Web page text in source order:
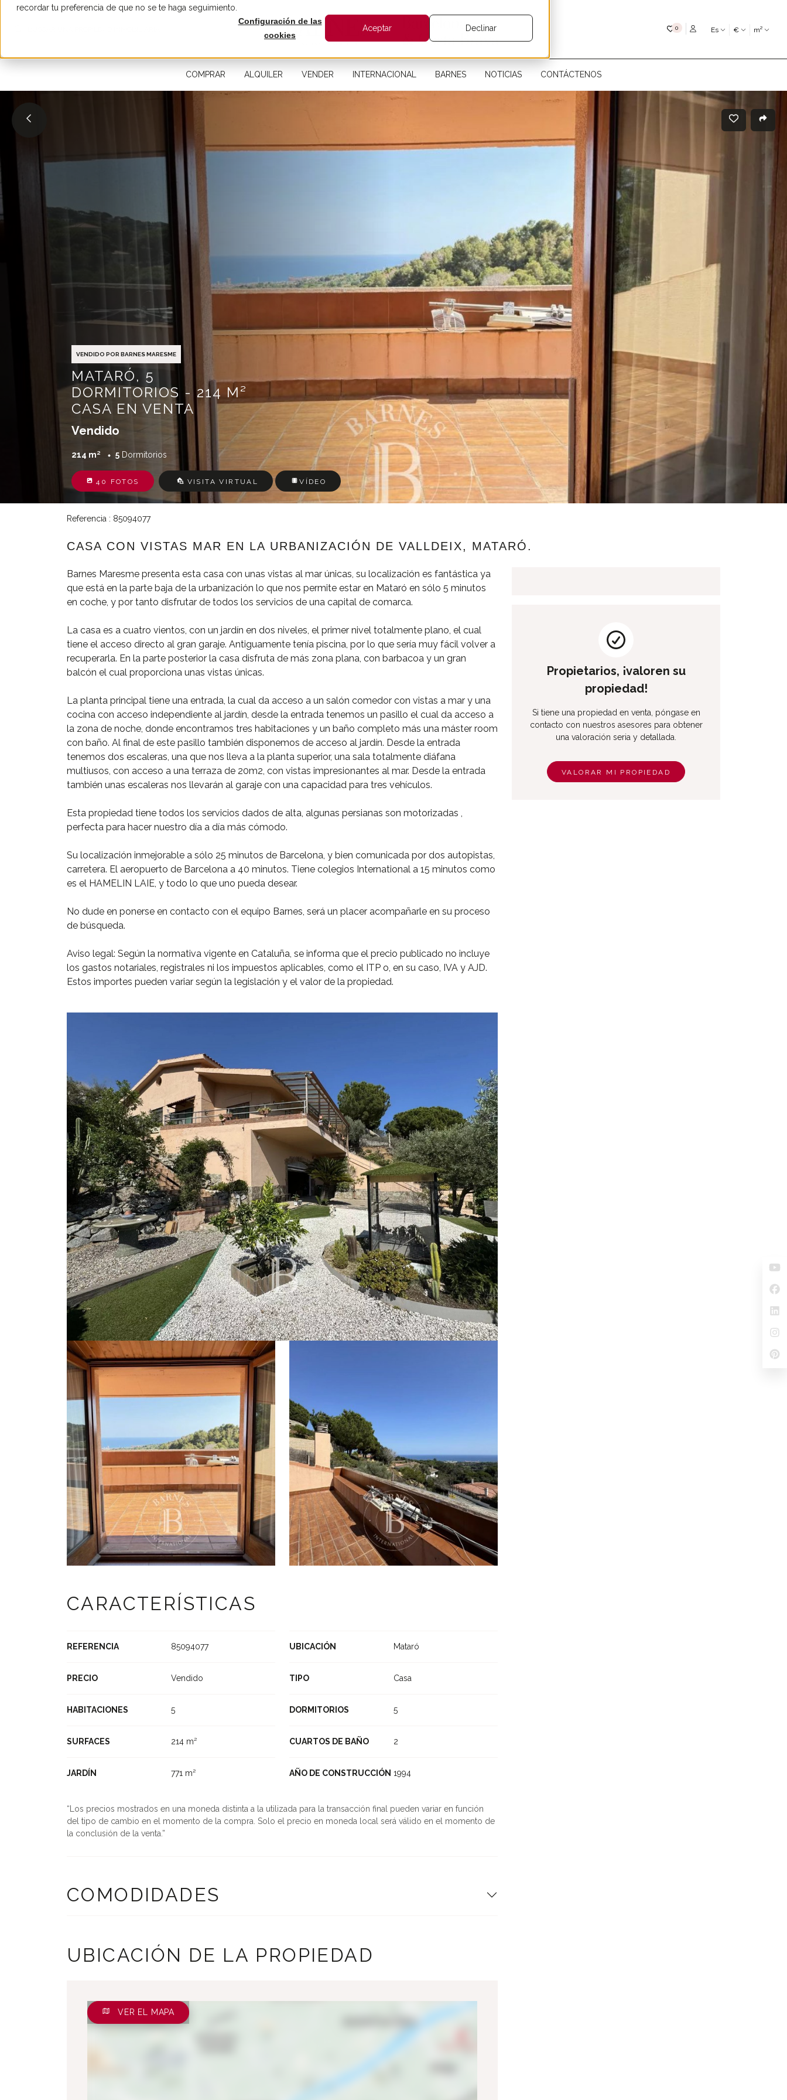
recordar tu preferencia de que no se te haga seguimiento.
Configuración de las
cookies
Aceptar Declinar 0Mis favoritosEs € m²
COMPRAR ALQUILER VENDER INTERNACIONAL BARNES NOTICIAS CONTÁCTENOS
VENDIDO POR BARNES MARESME
MATARÓ, 5
DORMITORIOS - 214 M²
CASA EN VENTA
Vendido
214 m² 5 Dormitorios
40 FOTOS VISITA VIRTUAL VÍDEO
Referencia : 85094077
CASA CON VISTAS MAR EN LA URBANIZACIÓN DE VALLDEIX, MATARÓ.
Barnes Maresme presenta esta casa con unas vistas al mar únicas, su localización es fantástica ya
que está en la parte baja de la urbanización lo que nos permite estar en Mataró en sólo 5 minutos
en coche, y por tanto disfrutar de todos los servicios de una capital de comarca.
La casa es a cuatro vientos, con un jardín en dos niveles, el primer nivel totalmente plano, el cual
tiene el acceso directo al gran garaje. Antiguamente tenía piscina, por lo que sería muy fácil volver a
recuperarla. En la parte posterior la casa disfruta de más zona plana, con barbacoa y un gran
balcón el cual proporciona unas vistas únicas.
La planta principal tiene una entrada, la cual da acceso a un salón comedor con vistas a mar y una
cocina con acceso independiente al jardín, desde la entrada tenemos un pasillo el cual da acceso a
la zona de noche, donde encontramos tres habitaciones y un baño completo más una máster room
con baño. Al final de este pasillo también disponemos de acceso al jardín. Desde la entrada
tenemos dos escaleras, una que nos lleva a la planta superior, una sala totalmente diáfana
multiusos, con acceso a una terraza de 20m2, con vistas impresionantes al mar. Desde la entrada
también unas escaleras nos llevarán al garaje con una capacidad para tres vehículos.
Esta propiedad tiene todos los servicios dados de alta, algunas persianas son motorizadas ,
perfecta para hacer nuestro día a día más cómodo.
Su localización inmejorable a sólo 25 minutos de Barcelona, y bien comunicada por dos autopistas,
carretera. El aeropuerto de Barcelona a 40 minutos. Tiene colegios International a 15 minutos como
es el HAMELIN LAIE, y todo lo que uno pueda desear.
No dude en ponerse en contacto con el equipo Barnes, será un placer acompañarle en su proceso
de búsqueda.
Aviso legal: Según la normativa vigente en Cataluña, se informa que el precio publicado no incluye
los gastos notariales, registrales ni los impuestos aplicables, como el ITP o, en su caso, IVA y AJD.
Estos importes pueden variar según la legislación y el valor de la propiedad.
CARACTERÍSTICAS
REFERENCIA 85094077 UBICACIÓN Mataró
PRECIO Vendido TIPO Casa
HABITACIONES 5 DORMITORIOS 5
SURFACES 214 m² CUARTOS DE BAÑO 2
JARDÍN 771 m² AÑO DE CONSTRUCCIÓN 1994
Los precios mostrados en una moneda distinta a la utilizada para la transacción final pueden variar en función
del tipo de cambio en el momento de la compra. Solo el precio en moneda local será válido en el momento de
la conclusión de la venta.
COMODIDADES
UBICACIÓN DE LA PROPIEDAD
VER EL MAPA
Propietarios, ¡valoren su
propiedad!
Si tiene una propiedad en venta, póngase en
contacto con nuestros asesores para obtener
una valoración seria y detallada.
VALORAR MI PROPIEDAD